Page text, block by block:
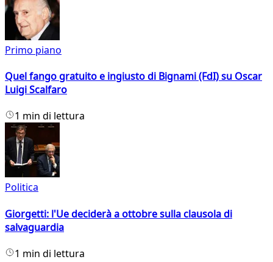
Primo piano
Quel fango gratuito e ingiusto di Bignami (FdI) su Oscar
Luigi Scalfaro
1 min di lettura
Politica
Giorgetti: l'Ue deciderà a ottobre sulla clausola di
salvaguardia
1 min di lettura